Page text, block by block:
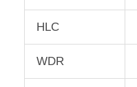
HLC
WDR